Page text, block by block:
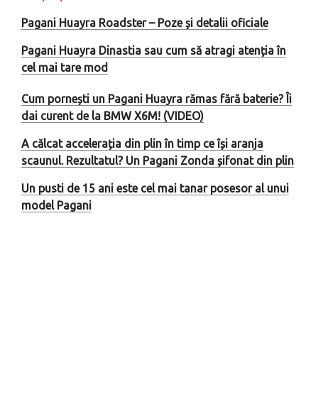
Pagani Huayra Roadster – Poze și detalii oficiale
Pagani Huayra Dinastia sau cum să atragi atenția în
cel mai tare mod
Cum pornești un Pagani Huayra rămas fără baterie? Îi
dai curent de la BMW X6M! (VIDEO)
A călcat accelerația din plin în timp ce își aranja
scaunul. Rezultatul? Un Pagani Zonda șifonat din plin
Un pusti de 15 ani este cel mai tanar posesor al unui
model Pagani